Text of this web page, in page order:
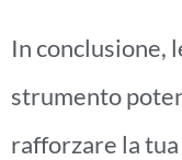
In conclusione,
strumento
rafforzare la